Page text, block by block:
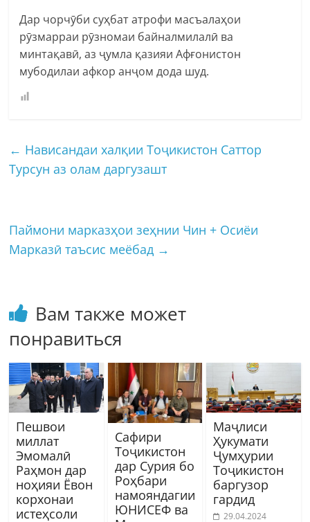
Дар чорчӯби суҳбат атрофи масъалаҳои
рӯзмарраи рӯзномаи байналмилалӣ ва
минтақавӣ, аз ҷумла қазияи Афғонистон
мубодилаи афкор анҷом дода шуд.
← Нависандаи халқии Тоҷикистон Саттор
Турсун аз олам даргузашт
Паймони марказҳои зеҳнии Чин + Осиёи
Марказӣ таъсис меёбад →
Вам также может
понравиться
Пешвои
миллат
Эмомалӣ
Раҳмон дар
ноҳияи Ёвон
корхонаи
истеҳсоли
Сафири
Тоҷикистон
дар Сурия бо
Роҳбари
намояндагии
ЮНИСЕФ ва
Маҷлиси
Ҳукумати
Ҷумҳурии
Тоҷикистон
баргузор
гардид
29.04.2024